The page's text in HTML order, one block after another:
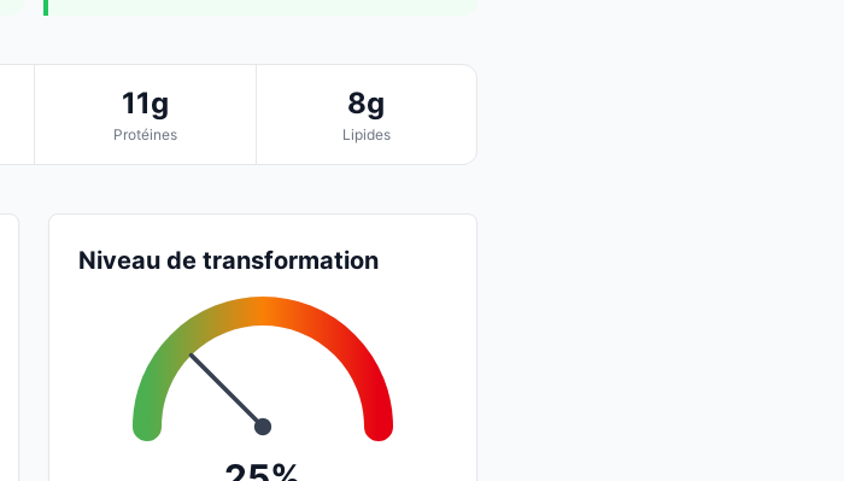
11g
Protéines
8g
Lipides
Niveau de transformation